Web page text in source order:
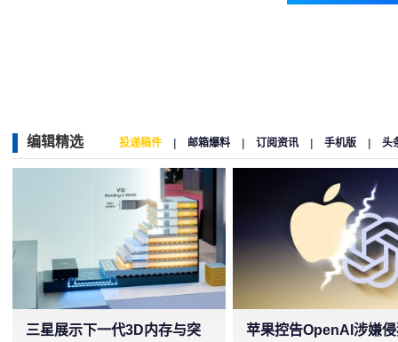
编辑精选 投递稿件 邮箱爆料 订阅资讯 手机版 头
三星展示下一代3D内存与突
苹果控告OpenAI涉嫌